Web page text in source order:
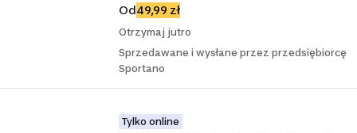
Od49,99 zł
Otrzymaj jutro
Sprzedawane i wysłane przez przedsiębiorcę
Sportano
Tylko online